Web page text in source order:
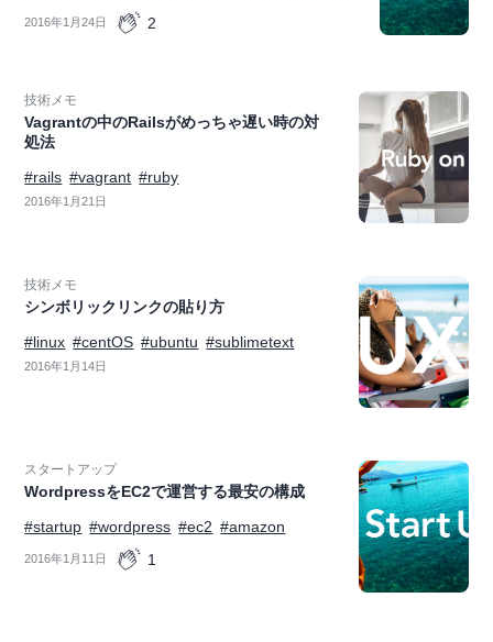
2016年1月24日 2
技術メモ
Vagrantの中のRailsがめっちゃ遅い時の対
処法
#rails #vagrant #ruby
2016年1月21日
技術メモ
シンボリックリンクの貼り方
#linux #centOS #ubuntu #sublimetext
2016年1月14日
スタートアップ
WordpressをEC2で運営する最安の構成
#startup #wordpress #ec2 #amazon
2016年1月11日 1